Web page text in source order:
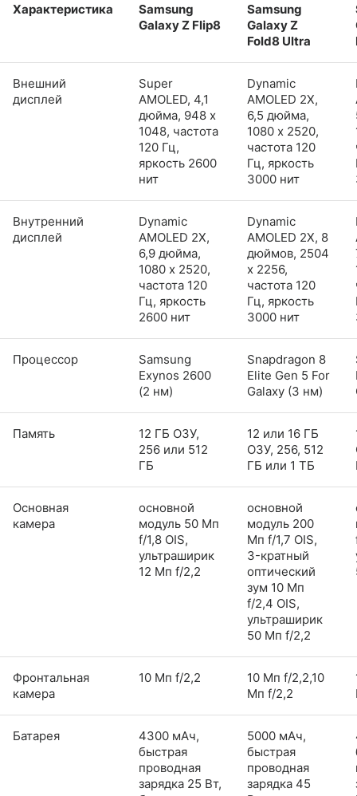
Характеристика
Samsung
Galaxy Z Flip8
Samsung
Galaxy Z
Fold8 Ultra
Внешний
дисплей
Super
AMOLED, 4,1
дюйма, 948 x
1048, частота
120 Гц,
яркость 2600
нит
Dynamic
AMOLED 2X,
6,5 дюйма,
1080 x 2520,
частота 120
Гц, яркость
3000 нит
Внутренний
дисплей
Dynamic
AMOLED 2X,
6,9 дюйма,
1080 x 2520,
частота 120
Гц, яркость
2600 нит
Dynamic
AMOLED 2X, 8
дюймов, 2504
x 2256,
частота 120
Гц, яркость
3000 нит
Процессор
Samsung
Exynos 2600
(2 нм)
Snapdragon 8
Elite Gen 5 For
Galaxy (3 нм)
Память
12 ГБ ОЗУ,
256 или 512
ГБ
12 или 16 ГБ
ОЗУ, 256, 512
ГБ или 1 ТБ
Основная
камера
основной
модуль 50 Мп
f/1,8 OIS,
ультраширик
12 Мп f/2,2
основной
модуль 200
Мп f/1,7 OIS,
3-кратный
оптический
зум 10 Мп
f/2,4 OIS,
ультраширик
50 Мп f/2,2
Фронтальная
камера
10 Мп f/2,2
10 Мп f/2,2,10
Мп f/2,2
Батарея
4300 мАч,
быстрая
проводная
зарядка 25 Вт,
5000 мАч,
быстрая
проводная
зарядка 45